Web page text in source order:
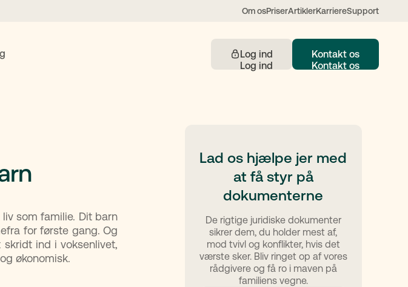
Om osPriserArtiklerKarriereSupport
Log ind Kontakt os
som familie. Dit barn
for første gang. Og
ind i voksenlivet,
økonomisk.
Lad os hjælpe jer med
at få styr på
dokumenterne
De rigtige juridiske dokumenter
sikrer dem, du holder mest af,
mod tvivl og konflikter, hvis det
værste sker. Bliv ringet op af vores
rådgivere og få ro i maven på
familiens vegne.